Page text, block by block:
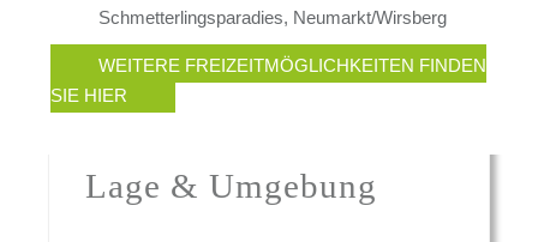
Schmetterlingsparadies, Neumarkt/Wirsberg
WEITERE FREIZEITMÖGLICHKEITEN FINDEN
SIE HIER
Lage & Umgebung